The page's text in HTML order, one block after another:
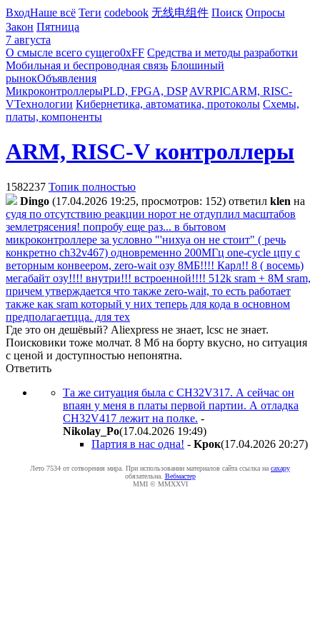
ВходНаше всё Теги codebook 无线电组件 Поиск Опросы
Закон Пятница
7 августа
О смысле всего сущего0xFF Средства и методы разработки
Мобильная и беспроводная связь Блошиный
рынокОбъявления
МикроконтроллерыPLD, FPGA, DSP AVRPICARM, RISC-
VТехнологии Кибернетика, автоматика, протоколы Схемы,
платы, компоненты
ARM, RISC-V контроллеры
1582237 Топик полностью
Dingo (17.04.2026 19:25, просмотров: 152) ответил klen на
судя по отсутствию реакции норот не отдуплил масштабов
землетрясения! попробу еще раз... в бытовом
микроконтроллере за условно "'нихуа он не стоит" ( речь
конкретно ch32v467) одновременно 200МГц one-cycle цпу с
веторным конвеером, zero-wait озу 8МБ!!!! Карл!! 8 ( восемь)
мегабайт озу!!!! внутри!!! встроенной!!!! 512k sram + 8М sram,
причем утверждается что также zero-wait, то есть работает
также как sram который у них теперь для кода в основном
предполагаетцца. для тех
Где это он дешёвый? Aliexpress не знает, lcsc не знает.
Поисковики тоже молчат. 8 Мб на борту вкусно, но ситуация
с ценой и доступностью непонятна.
Ответить
Та же ситуация была с CH32V317. А сейчас он
впаян у меня в платы первой партии. А отладка
CH32V417 лежит на полке. -
Nikolay_Po(17.04.2026 19:49)
Партия в нас одна! - Kpoк(17.04.2026 20:27)
Лето 7534 от сотворения мира. При использовании материалов сайта ссылка на caxapу
обязательна. Вебмастер
MMI © MMXXVI